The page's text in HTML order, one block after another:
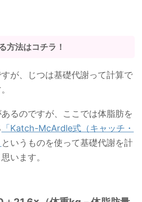
方法はコチラ！
が、じつは基礎代謝って計算で
るのですが、ここでは体脂肪を
「Katch-McArdle式（キャッチ・
というものを使って基礎代謝を計
います。